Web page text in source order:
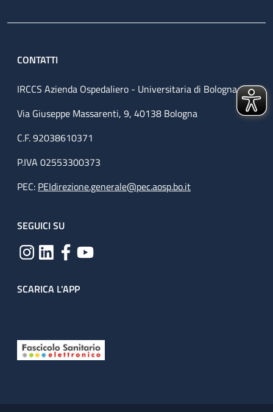
CONTATTI
IRCCS Azienda Ospedaliero - Universitaria di Bologna
Via Giuseppe Massarenti, 9, 40138 Bologna
C.F. 92038610371
P.IVA 02553300373
PEC: PEIdirezione.generale@pec.aosp.bo.it
SEGUICI SU
SCARICA L'APP